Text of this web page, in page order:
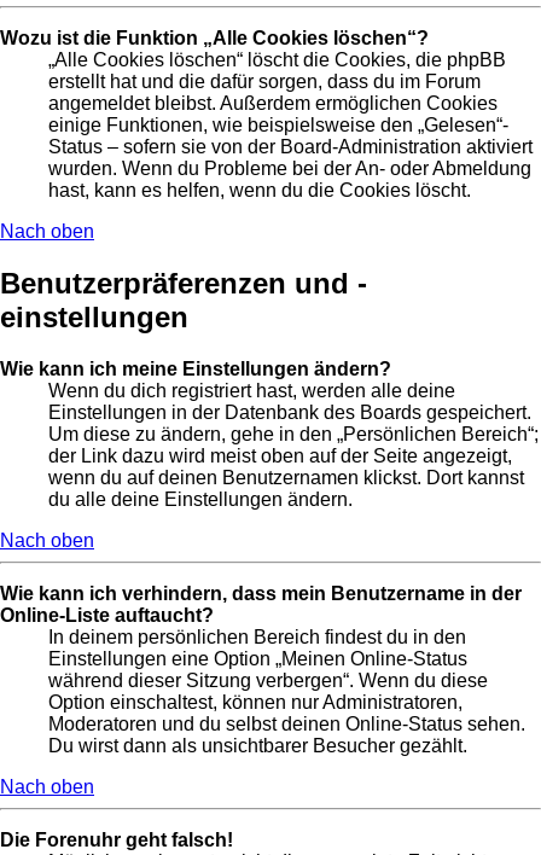
Wozu ist die Funktion „Alle Cookies löschen“?
„Alle Cookies löschen“ löscht die Cookies, die phpBB
erstellt hat und die dafür sorgen, dass du im Forum
angemeldet bleibst. Außerdem ermöglichen Cookies
einige Funktionen, wie beispielsweise den „Gelesen“-
Status – sofern sie von der Board-Administration aktiviert
wurden. Wenn du Probleme bei der An- oder Abmeldung
hast, kann es helfen, wenn du die Cookies löscht.
Nach oben
Benutzerpräferenzen und -
einstellungen
Wie kann ich meine Einstellungen ändern?
Wenn du dich registriert hast, werden alle deine
Einstellungen in der Datenbank des Boards gespeichert.
Um diese zu ändern, gehe in den „Persönlichen Bereich“;
der Link dazu wird meist oben auf der Seite angezeigt,
wenn du auf deinen Benutzernamen klickst. Dort kannst
du alle deine Einstellungen ändern.
Nach oben
Wie kann ich verhindern, dass mein Benutzername in der
Online-Liste auftaucht?
In deinem persönlichen Bereich findest du in den
Einstellungen eine Option „Meinen Online-Status
während dieser Sitzung verbergen“. Wenn du diese
Option einschaltest, können nur Administratoren,
Moderatoren und du selbst deinen Online-Status sehen.
Du wirst dann als unsichtbarer Besucher gezählt.
Nach oben
Die Forenuhr geht falsch!